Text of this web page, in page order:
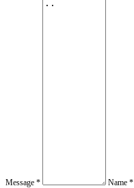
Message * Name *